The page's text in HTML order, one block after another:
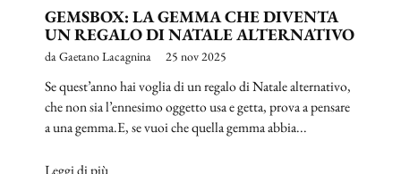
GEMSBOX: LA GEMMA CHE DIVENTA
UN REGALO DI NATALE ALTERNATIVO
da Gaetano Lacagnina 25 nov 2025
Se quest’anno hai voglia di un regalo di Natale alternativo,
che non sia l’ennesimo oggetto usa e getta, prova a pensare
a una gemma.E, se vuoi che quella gemma abbia...
Leggi di più